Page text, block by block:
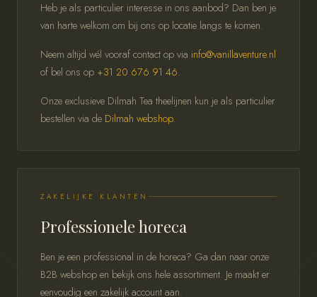
Heb je als particulier interesse in ons aanbod? Dan ben je
van harte welkom om bij ons op locatie langs te komen.
Neem altijd wél vooraf contact op via info@vanillaventure.nl
of bel ons op +31 20 676 91 46.
Onze exclusieve Dilmah Tea theelijnen kun je als particulier
bestellen via de Dilmah webshop.
ZAKELIJKE KLANTEN
Professionele horeca
Ben je een professional in de horeca? Ga dan naar onze
B2B webshop en bekijk ons hele assortiment. Je maakt er
eenvoudig een zakelijk account aan.